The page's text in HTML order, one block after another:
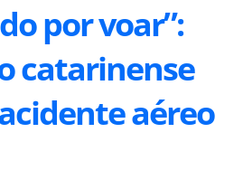
por voar”:
catarinense
aéreo